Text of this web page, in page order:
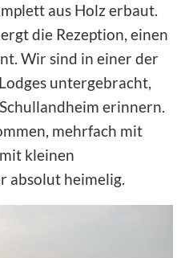
aus Holz erbaut.
die Rezeption, einen
Wir sind in einer der
untergebracht,
erinnern.
mehrfach mit
kleinen
absolut heimelig.